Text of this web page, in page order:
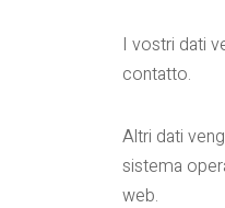
I vostri dati
contatto.
Altri dati
sistema
web.